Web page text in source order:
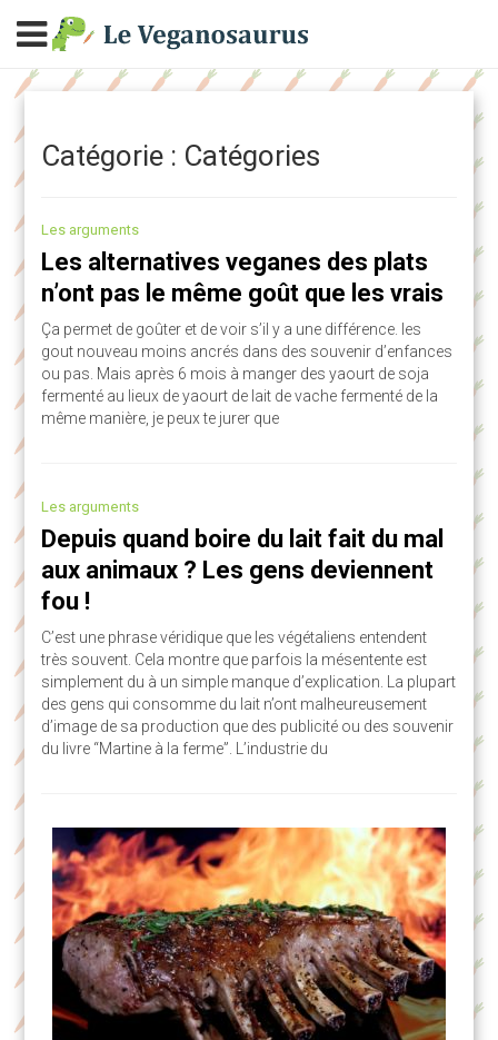
Catégorie : Catégories
Les arguments
Les alternatives veganes des plats
n’ont pas le même goût que les vrais
Ça permet de goûter et de voir s’il y a une différence. les
gout nouveau moins ancrés dans des souvenir d’enfances
ou pas. Mais après 6 mois à manger des yaourt de soja
fermenté au lieux de yaourt de lait de vache fermenté de la
même manière, je peux te jurer que
Les arguments
Depuis quand boire du lait fait du mal
aux animaux ? Les gens deviennent
fou !
C’est une phrase véridique que les végétaliens entendent
très souvent. Cela montre que parfois la mésentente est
simplement du à un simple manque d’explication. La plupart
des gens qui consomme du lait n’ont malheureusement
d’image de sa production que des publicité ou des souvenir
du livre “Martine à la ferme”. L’industrie du